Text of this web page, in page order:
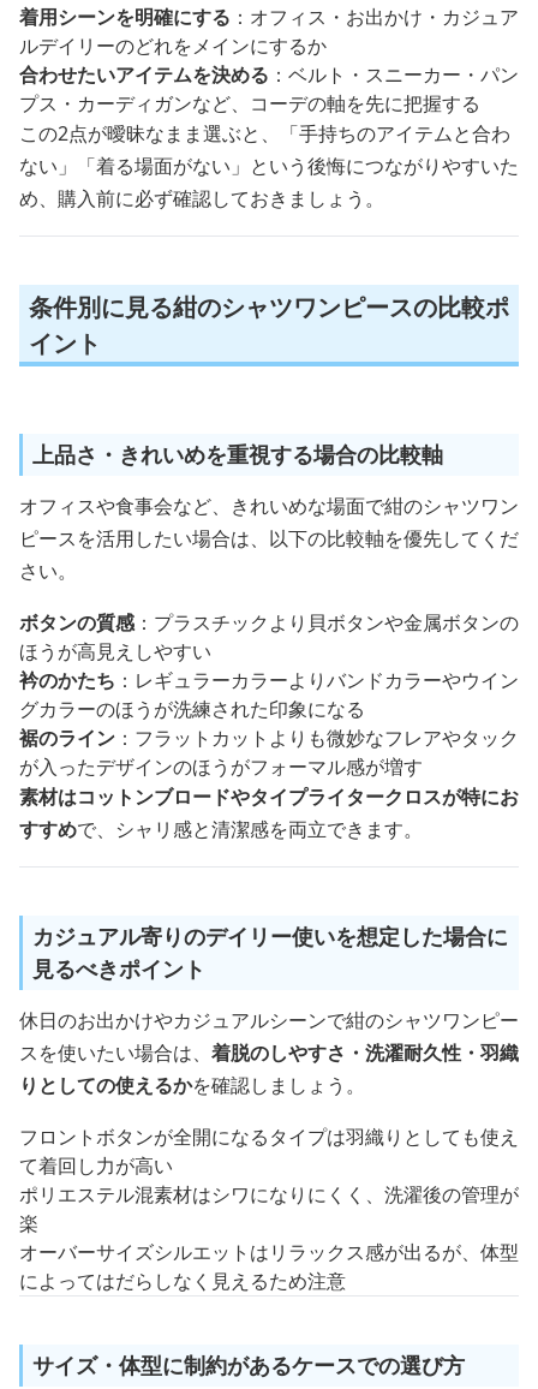
着用シーンを明確にする ：オフィス・お出かけ・カジュア
ルデイリーのどれをメインにするか
合わせたいアイテムを決める ：ベルト・スニーカー・パン
プス・カーディガンなど、コーデの軸を先に把握する
この2点が曖昧なまま選ぶと、「手持ちのアイテムと合わ
ない」「着る場面がない」という後悔につながりやすいた
め、購入前に必ず確認しておきましょう。
条件別に見る紺のシャツワンピースの比較ポ
イント
上品さ・きれいめを重視する場合の比較軸
オフィスや食事会など、きれいめな場面で紺のシャツワン
ピースを活用したい場合は、以下の比較軸を優先してくだ
さい。
ボタンの質感：プラスチックより貝ボタンや金属ボタンの
ほうが高見えしやすい
衿のかたち ：レギュラーカラーよりバンドカラーやウイン
グカラーのほうが洗練された印象になる
裾のライン ：フラットカットよりも微妙なフレアやタック
が入ったデザインのほうがフォーマル感が増す
素材はコットンブロードやタイプライタークロスが特にお
すすめで、シャリ感と清潔感を両立できます。
カジュアル寄りのデイリー使いを想定した場合に
見るべきポイント
休日のお出かけやカジュアルシーンで紺のシャツワンピー
スを使いたい場合は、 着脱のしやすさ・洗濯耐久性・羽織
りとしての使えるかを確認しましょう。
フロントボタンが全開になるタイプは羽織りとしても使え
て着回し力が高い
ポリエステル混素材はシワになりにくく、洗濯後の管理が
楽
オーバーサイズシルエットはリラックス感が出るが、体型
によってはだらしなく見えるため注意
サイズ・体型に制約があるケースでの選び方